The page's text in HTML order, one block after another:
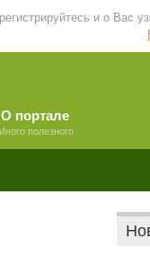
и о Вас
О портале
полезного